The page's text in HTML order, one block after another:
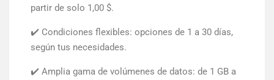
partir de solo 1,00 $.
✔️ Condiciones flexibles: opciones de 1 a 30 días,
según tus necesidades.
✔️ Amplia gama de volúmenes de datos: de 1 GB a